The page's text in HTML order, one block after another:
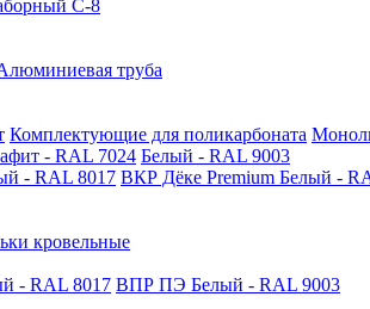
С-8
труба
Комплектующие для поликарбоната
- RAL 7024 Белый - RAL 9003
- RAL 8017 ВКР Дёке Premium Белый -
кровельные
- RAL 8017 ВПР ПЭ Белый - RAL 9003